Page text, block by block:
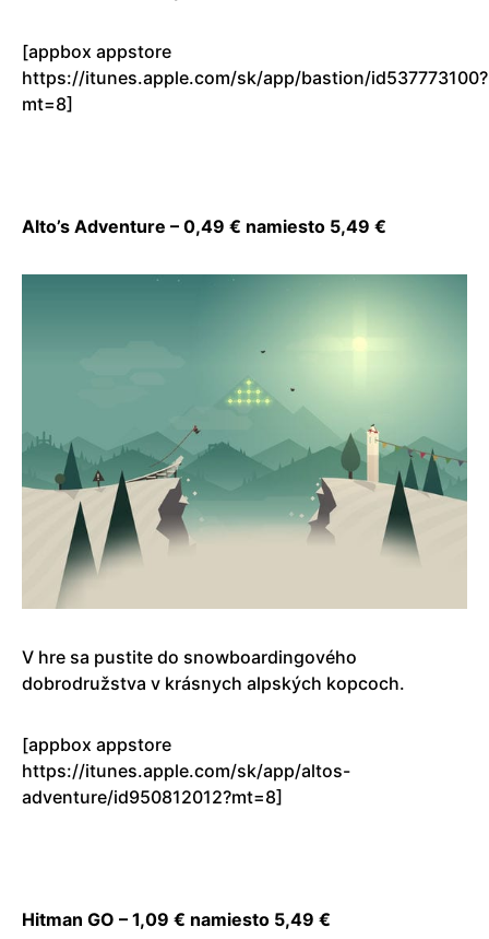
[appbox appstore
https://itunes.apple.com/sk/app/bastion/id537773100?
mt=8]
Alto’s Adventure – 0,49 € namiesto 5,49 €
V hre sa pustite do snowboardingového
dobrodružstva v krásnych alpských kopcoch.
[appbox appstore
https://itunes.apple.com/sk/app/altos-
adventure/id950812012?mt=8]
Hitman GO – 1,09 € namiesto 5,49 €